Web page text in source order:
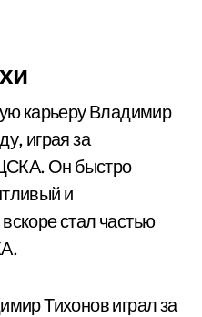
карьеру Владимир
играя за
Он быстро
и
стал частью
Тихонов играл за